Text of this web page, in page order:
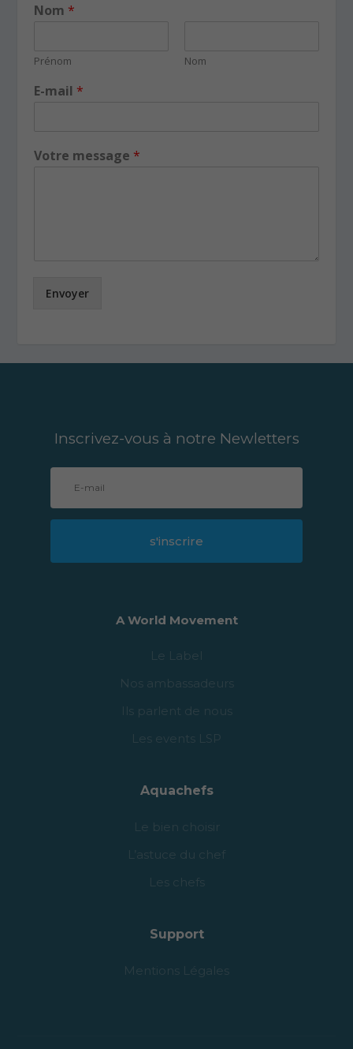
Nom *
Prénom Nom
E-mail *
Votre message *
Envoyer
Inscrivez-vous à notre Newletters
s'inscrire
A World Movement
Le Label
Nos ambassadeurs
Ils parlent de nous
Les events LSP
Aquachefs
Le bien choisir
L’astuce du chef
Les chefs
Support
Mentions Légales